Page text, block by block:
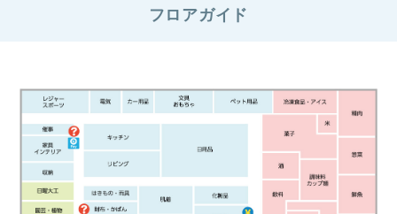
フロアガイド